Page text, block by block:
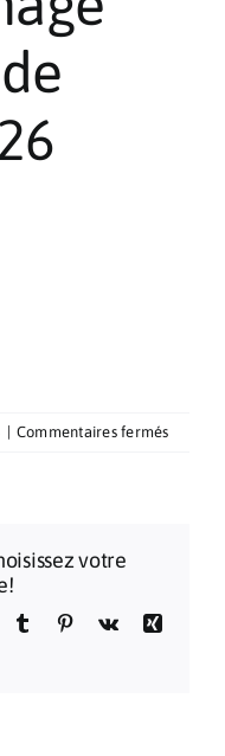
Commentaires ferméssur
votre
Tumblr Pinterest
Vk
Xing